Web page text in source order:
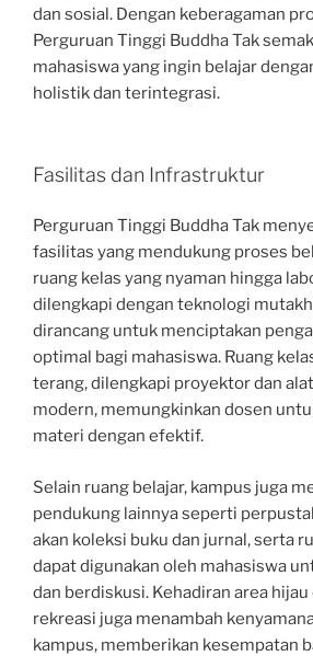
dan sosial. Dengan keberagaman
Perguruan Tinggi Buddha Tak
mahasiswa yang ingin belajar
holistik dan terintegrasi.
Fasilitas dan Infrastruktur
Perguruan Tinggi Buddha Tak
fasilitas yang mendukung proses
ruang kelas yang nyaman hingga
dilengkapi dengan teknologi
dirancang untuk menciptakan
optimal bagi mahasiswa. Ruang
terang, dilengkapi proyektor dan
modern, memungkinkan dosen
materi dengan efektif.
Selain ruang belajar, kampus juga
pendukung lainnya seperti
akan koleksi buku dan jurnal, serta
dapat digunakan oleh mahasiswa
dan berdiskusi. Kehadiran area
rekreasi juga menambah
kampus, memberikan kesempatan